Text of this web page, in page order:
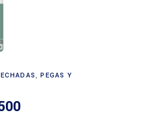
,PEGAS Y